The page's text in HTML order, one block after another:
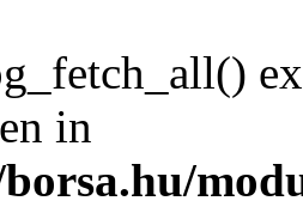
in